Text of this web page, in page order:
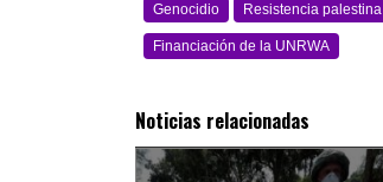
Genocidio Resistencia palestina
Financiación de la UNRWA
Noticias relacionadas